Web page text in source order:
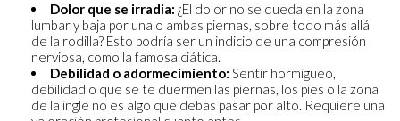
Dolor que se irradia: ¿El dolor no se queda en la zona
lumbar y baja por una o ambas piernas, sobre todo más allá
de la rodilla? Esto podría ser un indicio de una compresión
nerviosa, como la famosa ciática.
Debilidad o adormecimiento: Sentir hormigueo,
debilidad o que se te duermen las piernas, los pies o la zona
de la ingle no es algo que debas pasar por alto. Requiere una